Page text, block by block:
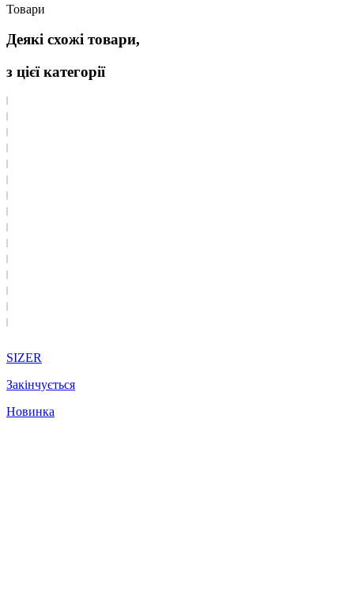
Товари
Деякі схожі товари,
з цієї категорії
SIZER
Закінчується
Новинка